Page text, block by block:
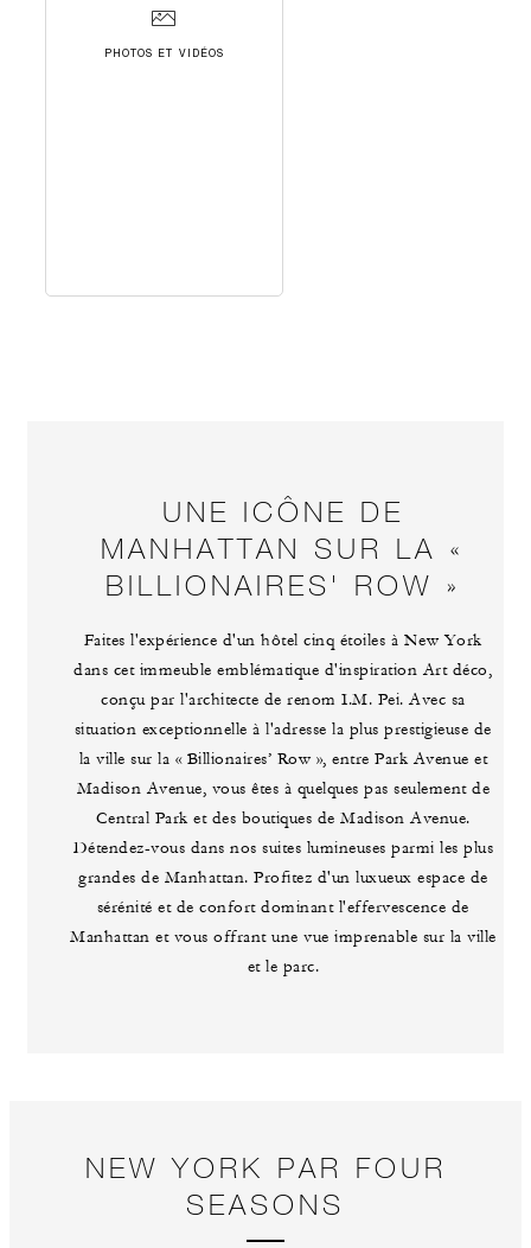
PHOTOS ET VIDÉOS
UNE ICÔNE DE
MANHATTAN SUR LA «
BILLIONAIRES' ROW »
Faites l'expérience d'un hôtel cinq étoiles à New York
dans cet immeuble emblématique d'inspiration Art déco,
conçu par l'architecte de renom I.M. Pei. Avec sa
situation exceptionnelle à l'adresse la plus prestigieuse de
la ville sur la « Billionaires’ Row », entre Park Avenue et
Madison Avenue, vous êtes à quelques pas seulement de
Central Park et des boutiques de Madison Avenue.
Détendez-vous dans nos suites lumineuses parmi les plus
grandes de Manhattan. Profitez d'un luxueux espace de
sérénité et de confort dominant l'effervescence de
Manhattan et vous offrant une vue imprenable sur la ville
et le parc.
NEW YORK PAR FOUR
SEASONS